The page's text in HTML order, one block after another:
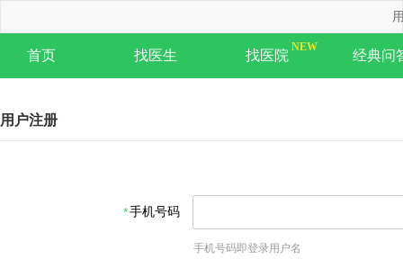
首页 找医生 找医院 经典问
用户注册
手机号码
手机号码即登录用户名